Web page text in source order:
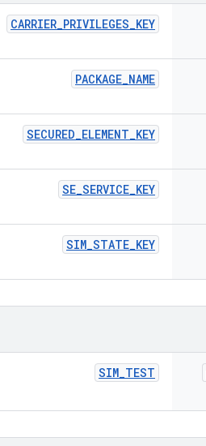
CARRIER_PRIVILEGES_KEY
PACKAGE_NAME
SECURED_ELEMENT_KEY
SE_SERVICE_KEY
SIM_STATE_KEY
SIM_TEST